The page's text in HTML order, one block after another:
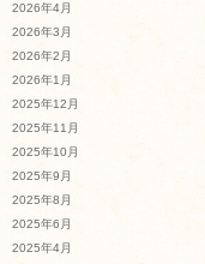
2026年4月
2026年3月
2026年2月
2026年1月
2025年12月
2025年11月
2025年10月
2025年9月
2025年8月
2025年6月
2025年4月